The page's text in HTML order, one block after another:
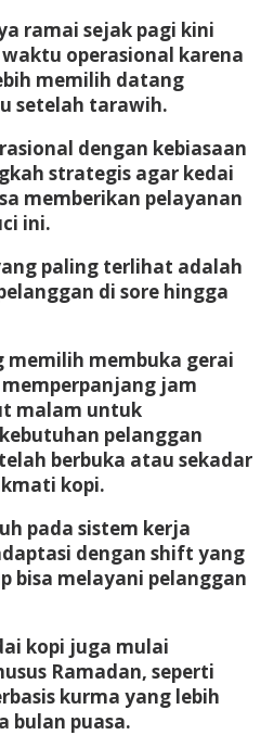
ramai sejak pagi kini
operasional karena
memilih datang
setelah tarawih.
dengan kebiasaan
strategis agar kedai
memberikan pelayanan
ini.
paling terlihat adalah
di sore hingga
memilih membuka gerai
jam
malam untuk
pelanggan
berbuka atau sekadar
kopi.
pada sistem kerja
dengan shift yang
bisa melayani pelanggan
kopi juga mulai
Ramadan, seperti
kurma yang lebih
bulan puasa.